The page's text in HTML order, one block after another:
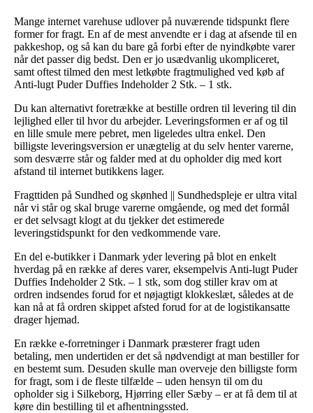
Mange internet varehuse udlover på nuværende tidspunkt flere
former for fragt. En af de mest anvendte er i dag at afsende til en
pakkeshop, og så kan du bare gå forbi efter de nyindkøbte varer
når det passer dig bedst. Den er jo usædvanlig ukompliceret,
samt oftest tilmed den mest letkøbte fragtmulighed ved køb af
Anti-lugt Puder Duffies Indeholder 2 Stk. – 1 stk.
Du kan alternativt foretrække at bestille ordren til levering til din
lejlighed eller til hvor du arbejder. Leveringsformen er af og til
en lille smule mere pebret, men ligeledes ultra enkel. Den
billigste leveringsversion er unægtelig at du selv henter varerne,
som desværre står og falder med at du opholder dig med kort
afstand til internet butikkens lager.
Fragttiden på Sundhed og skønhed || Sundhedspleje er ultra vital
når vi står og skal bruge varerne omgående, og med det formål
er det selvsagt klogt at du tjekker det estimerede
leveringstidspunkt for den vedkommende vare.
En del e-butikker i Danmark yder levering på blot en enkelt
hverdag på en række af deres varer, eksempelvis Anti-lugt Puder
Duffies Indeholder 2 Stk. – 1 stk, som dog stiller krav om at
ordren indsendes forud for et nøjagtigt klokkeslæt, således at de
kan nå at få ordren skippet afsted forud for at de logistikansatte
drager hjemad.
En række e-forretninger i Danmark præsterer fragt uden
betaling, men undertiden er det så nødvendigt at man bestiller for
en bestemt sum. Desuden skulle man overveje den billigste form
for fragt, som i de fleste tilfælde – uden hensyn til om du
opholder sig i Silkeborg, Hjørring eller Sæby – er at få dem til at
køre din bestilling til et afhentningssted.